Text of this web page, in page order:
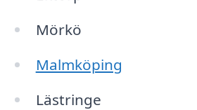
Mörkö
Malmköping
Lästringe